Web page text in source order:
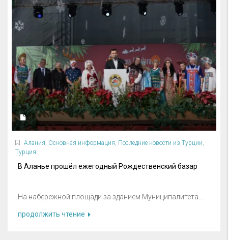
Алания, Основная информация, Последние новости из Турции,
Турция
В Аланье прошёл ежегодный Рождественский базар
На набережной площади за зданием Муниципалитета...
продолжить чтение